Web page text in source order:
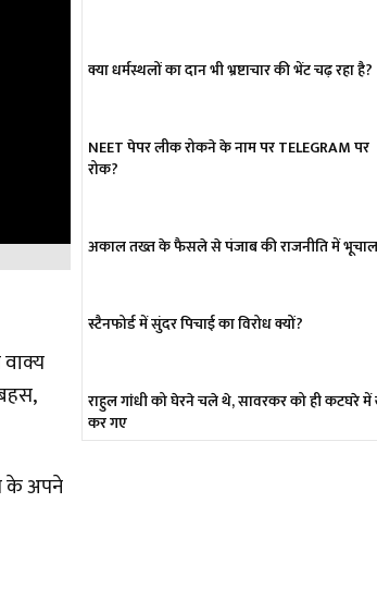
के अपने
क्या धर्मस्थलों का दान भी भ्रष्टाचार की भेंट चढ़ रहा है?
NEET पेपर लीक रोकने के नाम पर TELEGRAM पर
रोक?
अकाल तख्त के फैसले से पंजाब की राजनीति में भूचाल
स्टैनफोर्ड में सुंदर पिचाई का विरोध क्यों?
राहुल गांधी को घेरने चले थे, सावरकर को ही कटघरे
कर गए